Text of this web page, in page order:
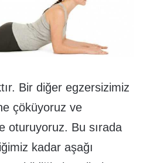
Bir diğer egzersizimiz
çöküyoruz ve
oturuyoruz. Bu sırada
kadar aşağı